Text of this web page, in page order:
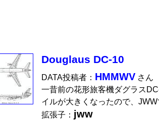
Douglaus DC-10
DATA投稿者： HMMWV さん
一昔前の花形旅客機ダグラス
イルが大きくなったので、JWW
拡張子： jww